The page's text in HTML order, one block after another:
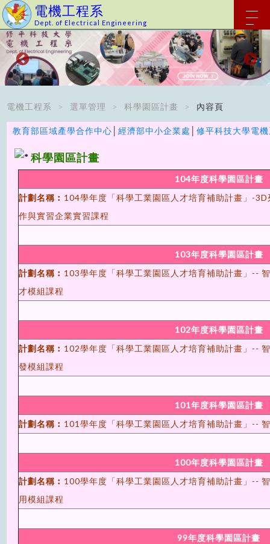
電機工程系
Dept. of Electrical Engineering
電機工程系 選單管理 科學園區計畫 內容頁
教育部區域產學合作中心 經濟部中小企業處 修平科技大學電
科學園區計畫
104年度科學園區計畫
計劃名稱︰ 104學年度「科學工業園區人才培育補助計畫」-
作與實習企業實習課程
103年度科學園區計畫
計劃名稱︰ 103學年度「科學工業園區人才培育補助計畫」--
才模組課程
102年度科學園區計畫
計劃名稱︰ 102學年度「科學工業園區人才培育補助計畫」--
發模組課程
101年度科學園區計畫
計劃名稱︰ 101學年度「科學工業園區人才培育補助計畫」--
100年度科學園區計畫
計劃名稱︰ 100學年度「科學工業園區人才培育補助計畫」--
用模組課程
99年度科學園區計畫